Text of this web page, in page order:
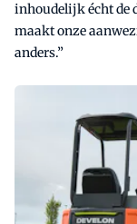
inhoudelijk écht de
maakt onze
anders.”